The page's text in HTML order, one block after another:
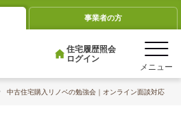
事業者の方
住宅履歴照会
ログイン
中古住宅購入リノベの勉強会｜オンライン面談対応